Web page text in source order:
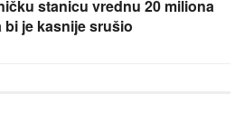
stanicu vrednu 20 miliona
bi je kasnije srušio